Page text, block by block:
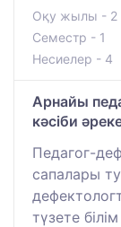
Оқу жылы - 2
Семестр - 1
Несиелер - 4
Арнайы
кәсіби
Педагог-
сапалары
түзете